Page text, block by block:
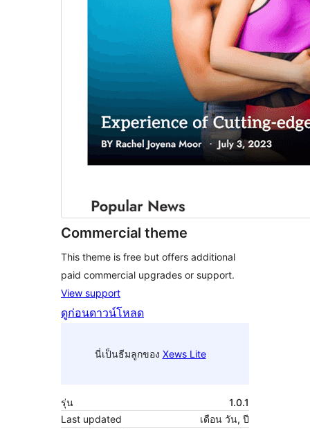
Commercial theme
This theme is free but offers additional
paid commercial upgrades or support.
View support
ดูก่อนดาวน์โหลด
นี่เป็นธีมลูกของ Xews Lite
รุ่น
1.0.1
Last updated
เดือน วัน, ปี